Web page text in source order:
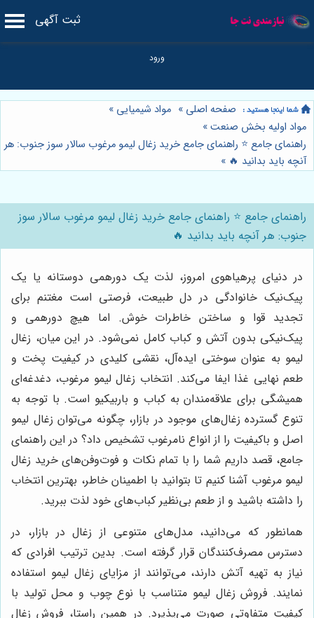
ثبت آگهی
صفحه اصلی » مواد شیمیایی »
مواد اولیه بخش صنعت»
راهنمای جامع ⭐️ راهنمای جامع خرید زغال لیمو مرغوب سالار سوز جنوب: هر
آنچه باید بدانید 🔥 »
راهنمای جامع ⭐️ راهنمای جامع خرید زغال لیمو مرغوب سالار سوز
جنوب: هر آنچه باید بدانید 🔥
در دنیای پرهیاهوی امروز، لذت یک دورهمی دوستانه یا یک
پیک‌نیک خانوادگی در دل طبیعت، فرصتی است مغتنم برای
تجدید قوا و ساختن خاطرات خوش. اما هیچ دورهمی و
پیک‌نیکی بدون آتش و کباب کامل نمی‌شود. در این میان، زغال
لیمو به عنوان سوختی ایده‌آل، نقشی کلیدی در کیفیت پخت و
طعم نهایی غذا ایفا می‌کند. انتخاب زغال لیمو مرغوب، دغدغه‌ای
همیشگی برای علاقه‌مندان به کباب و باربیکیو است. با توجه به
تنوع گسترده زغال‌های موجود در بازار، چگونه می‌توان زغال لیمو
اصل و باکیفیت را از انواع نامرغوب تشخیص داد؟ در این راهنمای
جامع، قصد داریم شما را با تمام نکات و فوت‌وفن‌های خرید زغال
لیمو مرغوب آشنا کنیم تا بتوانید با اطمینان خاطر، بهترین انتخاب
را داشته باشید و از طعم بی‌نظیر کباب‌های خود لذت ببرید.
همانطور که می‌دانید، مدل‌های متنوعی از زغال در بازار، در
دسترس مصرف‌کنندگان قرار گرفته است. بدین ترتیب افرادی که
نیاز به تهیه آتش دارند، می‌توانند از مزایای زغال لیمو استفاده
نمایند. فروش زغال لیمو متناسب با نوع چوب و محل تولید با
کیفیت متفاوتی صورت می‌پذیرد. در همین راستا، فروش زغال